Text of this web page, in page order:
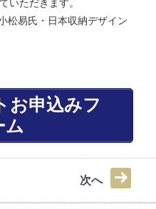
いただきます。
易氏・日本収納デザイン
お申込みフ
ム
次へ